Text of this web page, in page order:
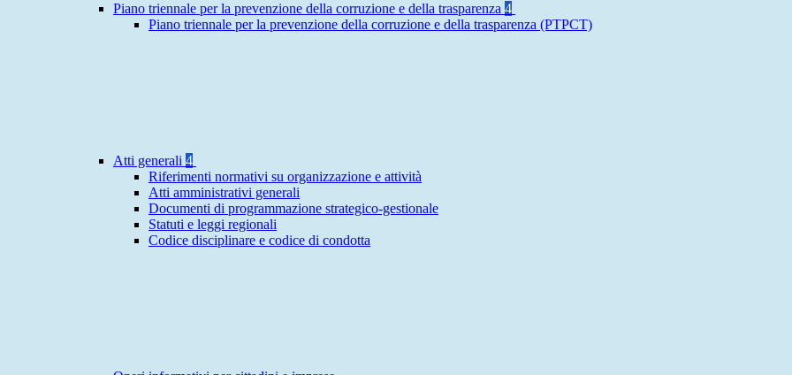
Piano triennale per la prevenzione della corruzione e della trasparenza 4
Piano triennale per la prevenzione della corruzione e della trasparenza (PTPCT)
Atti generali 4
Riferimenti normativi su organizzazione e attività
Atti amministrativi generali
Documenti di programmazione strategico-gestionale
Statuti e leggi regionali
Codice disciplinare e codice di condotta